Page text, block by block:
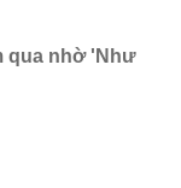
qua nhờ 'Như